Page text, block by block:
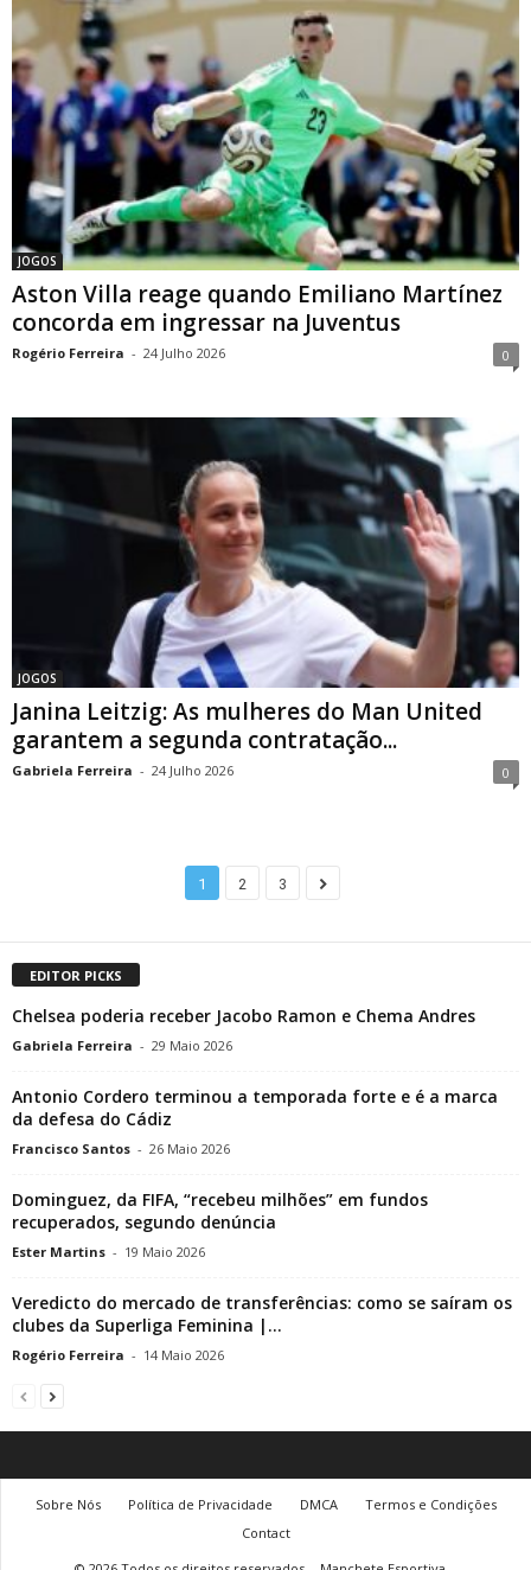
JOGOS
Aston Villa reage quando Emiliano Martínez
concorda em ingressar na Juventus
Rogério Ferreira - 24 Julho 2026 0
JOGOS
Janina Leitzig: As mulheres do Man United
garantem a segunda contratação...
Gabriela Ferreira - 24 Julho 2026 0
1 2 3
EDITOR PICKS
Chelsea poderia receber Jacobo Ramon e Chema Andres
Gabriela Ferreira - 29 Maio 2026
Antonio Cordero terminou a temporada forte e é a marca
da defesa do Cádiz
Francisco Santos - 26 Maio 2026
Dominguez, da FIFA, “recebeu milhões” em fundos
recuperados, segundo denúncia
Ester Martins - 19 Maio 2026
Veredicto do mercado de transferências: como se saíram os
clubes da Superliga Feminina |...
Rogério Ferreira - 14 Maio 2026
Sobre Nós Política de Privacidade DMCA
Termos e Condições
Contact